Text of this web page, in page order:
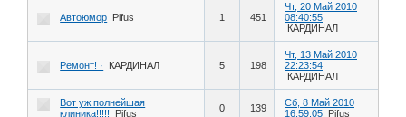
Автоюмор Pifus 1 451
Чт, 20 Май 2010
08:40:55
КАРДИНАЛ
Ремонт! · КАРДИНАЛ 5 198
Чт, 13 Май 2010
22:23:54
КАРДИНАЛ
Вот уж полнейшая
клиника!!!!!
Pifus 0 139
Сб, 8 Май 2010
16:59:05 Pifus